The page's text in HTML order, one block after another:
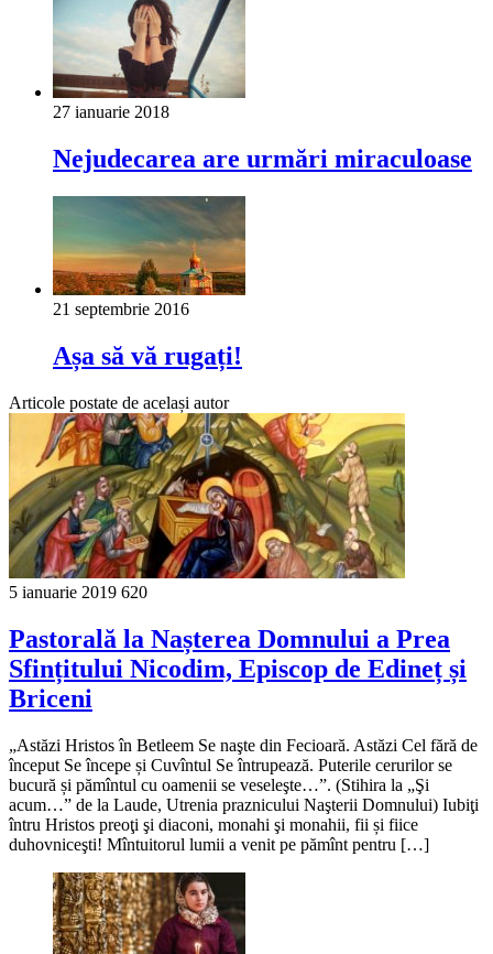
27 ianuarie 2018
Nejudecarea are urmări miraculoase
21 septembrie 2016
Așa să vă rugați!
Articole postate de același autor
5 ianuarie 2019 620
Pastorală la Nașterea Domnului a Prea
Sfințitului Nicodim, Episcop de Edineț și
Briceni
„Astăzi Hristos în Betleem Se naşte din Fecioară. Astăzi Cel fără de
început Se începe și Cuvîntul Se întrupează. Puterile cerurilor se
bucură și pămîntul cu oamenii se veseleşte…”. (Stihira la „Şi
acum…” de la Laude, Utrenia praznicului Naşterii Domnului) Iubiţi
întru Hristos preoţi şi diaconi, monahi şi monahii, fii și fiice
duhovniceşti! Mîntuitorul lumii a venit pe pămînt pentru […]